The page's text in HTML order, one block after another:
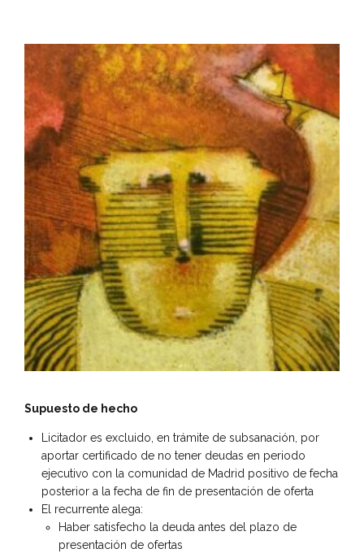
Supuesto de hecho
Licitador es excluido, en trámite de subsanación, por
aportar certificado de no tener deudas en periodo
ejecutivo con la comunidad de Madrid positivo de fecha
posterior a la fecha de fin de presentación de oferta
El recurrente alega:
Haber satisfecho la deuda antes del plazo de
presentación de ofertas